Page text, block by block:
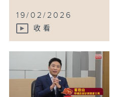
19/02/2026
收看